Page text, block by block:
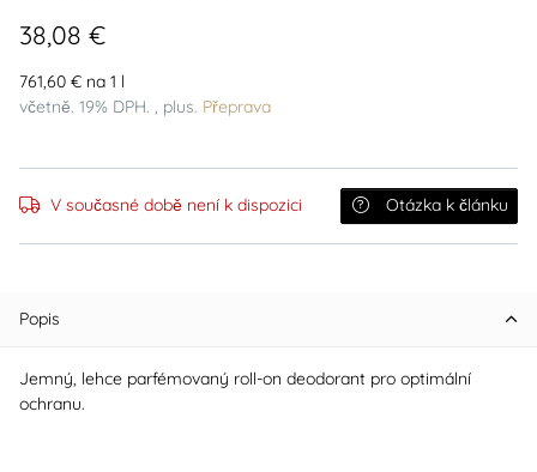
38,08 €
761,60 € na 1 l
včetně. 19% DPH. , plus. Přeprava
V současné době není k dispozici Otázka k článku
Popis
Jemný, lehce parfémovaný roll-on deodorant pro optimální
ochranu.